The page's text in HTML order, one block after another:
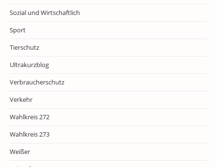
Sozial und Wirtschaftlich
Sport
Tierschutz
Ultrakurzblog
Verbraucherschutz
Verkehr
Wahlkreis 272
Wahlkreis 273
Weißer